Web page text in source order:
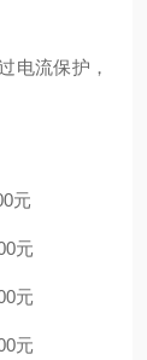
电流保护，
元
元
元
元